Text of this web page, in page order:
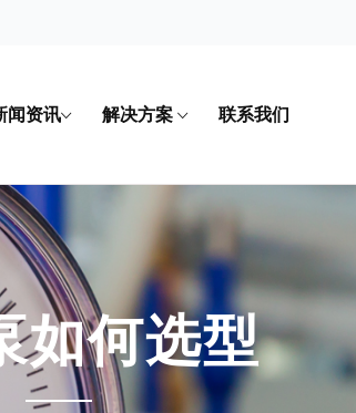
闻资讯 解决方案 联系我们
如何选型